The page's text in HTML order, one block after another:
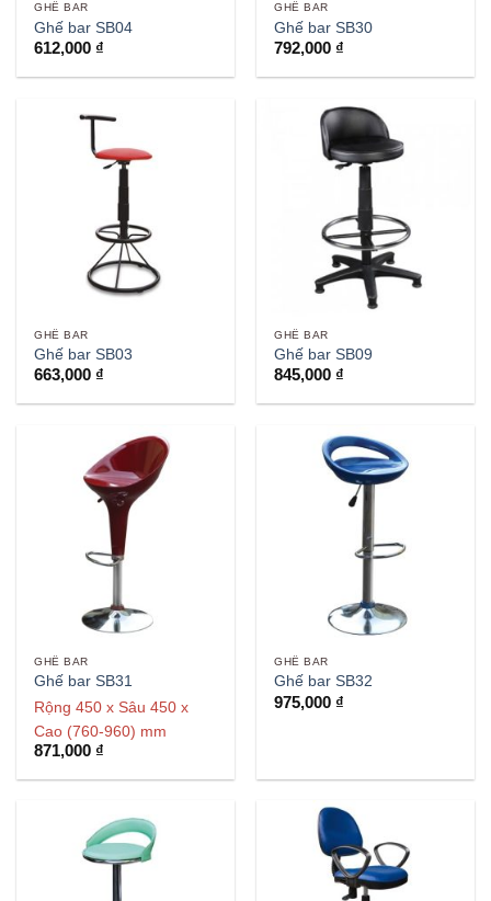
GHẾ BAR
Ghế bar SB04
612,000 ₫
GHẾ BAR
Ghế bar SB30
792,000 ₫
GHẾ BAR
Ghế bar SB03
663,000 ₫
GHẾ BAR
Ghế bar SB09
845,000 ₫
GHẾ BAR
Ghế bar SB31
Rộng 450 x Sâu 450 x
Cao (760-960) mm
871,000 ₫
GHẾ BAR
Ghế bar SB32
975,000 ₫